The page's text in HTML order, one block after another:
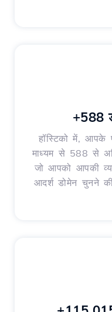
+588
हॉस्टिको में, आपके
माध्यम से 588 से
जो आपको आपकी
आदर्श डोमेन चुनने